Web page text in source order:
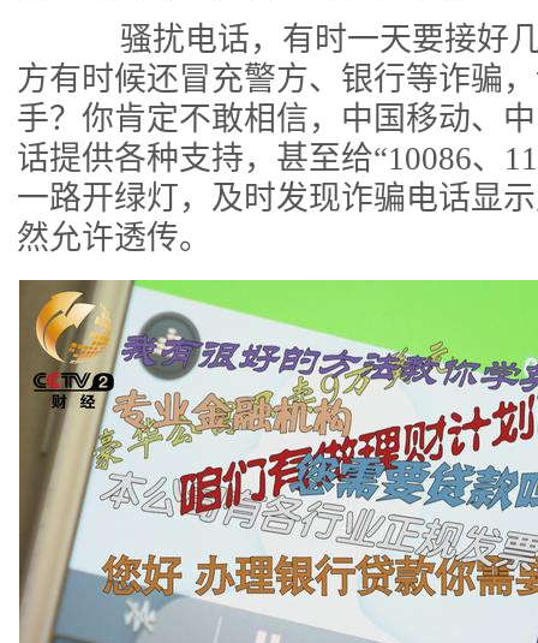
骚扰电话，有时一天要接好几
方有时候还冒充警方、银行等诈骗
手？你肯定不敢相信，中国移动、
话提供各种支持，甚至给“10086、
一路开绿灯，及时发现诈骗电话显
然允许透传。